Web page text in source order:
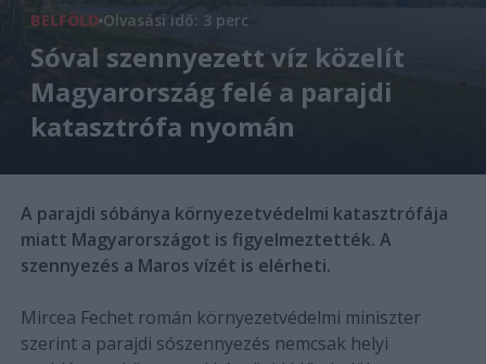
BELFÖLD Olvasási idő: 3 perc
Sóval szennyezett víz közelít
Magyarország felé a parajdi
katasztrófa nyomán
A parajdi sóbánya környezetvédelmi katasztrófája
miatt Magyarországot is figyelmeztették. A
szennyezés a Maros vízét is elérheti.
Mircea Fechet román környezetvédelmi miniszter
szerint a parajdi sószennyezés nemcsak helyi